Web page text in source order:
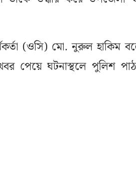
(ওসি) মো. নুরুল হাকিম
পেয়ে ঘটনাস্থলে পুলিশ